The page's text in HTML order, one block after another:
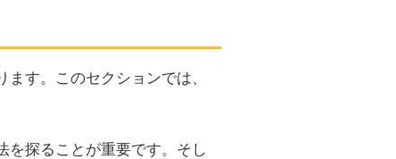
す。このセクションでは、
を探ることが重要です。そし